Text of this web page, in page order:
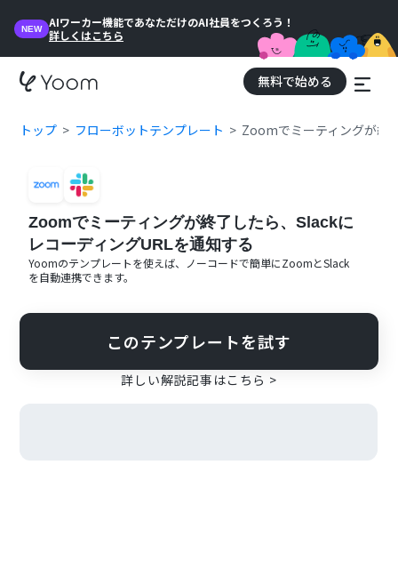
NEW
AIワーカー機能であなただけのAI社員をつくろう！
詳しくはこちら
無料で始める
トップ フローボットテンプレート Zoomでミーティングが終
Zoomでミーティングが終了したら、Slackに
レコーディングURLを通知する
Yoomのテンプレートを使えば、ノーコードで簡単にZoomとSlack
を自動連携できます。
このテンプレートを試す
詳しい解説記事はこちら >